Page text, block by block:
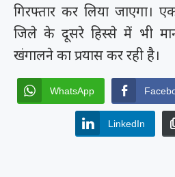
गिरफ्तार कर लिया जाएगा।
जिले के दूसरे हिस्से में भी
खंगालने का प्रयास कर रही है।
WhatsApp
LinkedIn